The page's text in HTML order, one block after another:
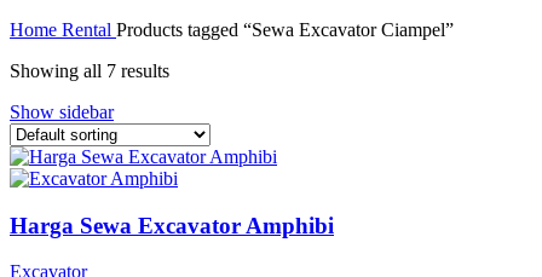
Home Rental Products tagged “Sewa Excavator Ciampel”
Showing all 7 results
Show sidebar
Harga Sewa Excavator Amphibi
Excavator